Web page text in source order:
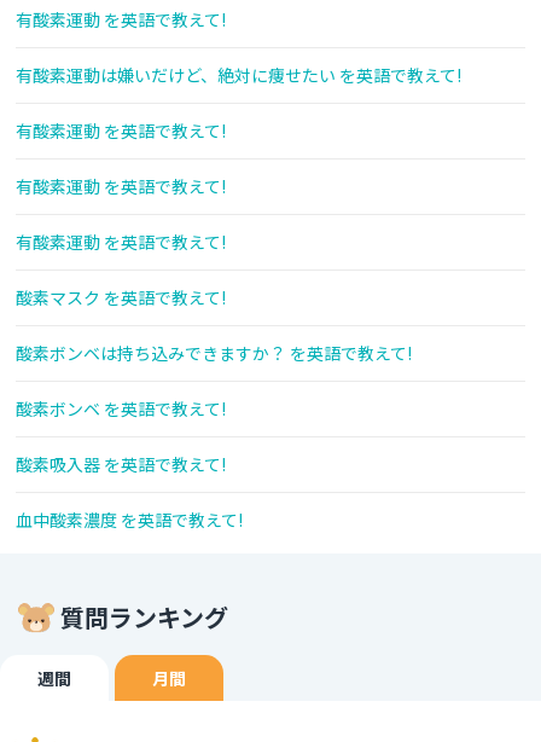
有酸素運動 を英語で教えて!
有酸素運動は嫌いだけど、絶対に痩せたい を英語で教えて!
有酸素運動 を英語で教えて!
有酸素運動 を英語で教えて!
有酸素運動 を英語で教えて!
酸素マスク を英語で教えて!
酸素ボンベは持ち込みできますか？ を英語で教えて!
酸素ボンベ を英語で教えて!
酸素吸入器 を英語で教えて!
血中酸素濃度 を英語で教えて!
質問ランキング
週間 月間